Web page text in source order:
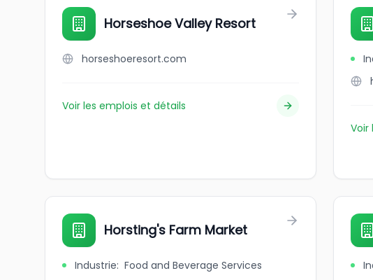
Horseshoe Valley Resort
horseshoeresort.com
Voir les emplois et détails
Voir
Horsting's Farm Market
Industrie: Food and Beverage Services